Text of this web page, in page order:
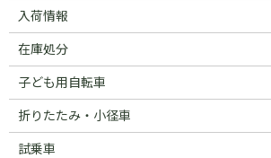
入荷情報
在庫処分
子ども用自転車
折りたたみ・小径車
試乗車